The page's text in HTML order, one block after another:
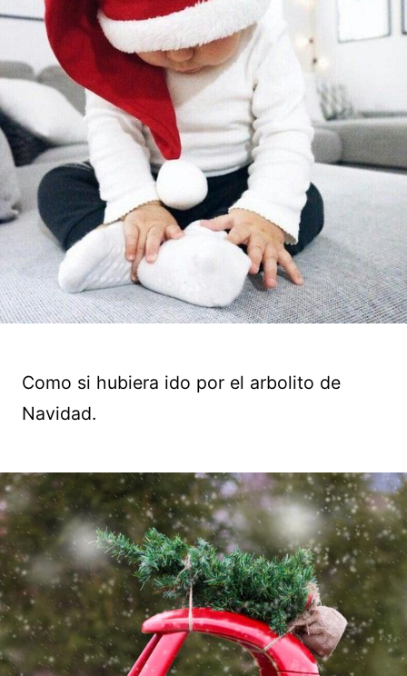
Como si hubiera ido por el arbolito de
Navidad.